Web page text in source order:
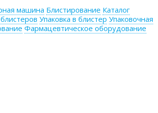
машина Блистирование Каталог
Упаковка в блистер Упаковочная
Фармацевтическое оборудование